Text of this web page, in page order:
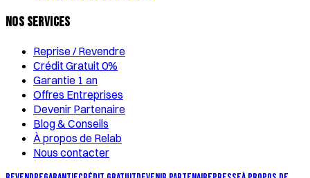
Nos Services
Reprise / Revendre
Crédit Gratuit 0%
Garantie 1 an
Offres Entreprises
Devenir Partenaire
Blog & Conseils
À propos de Relab
Nous contacter